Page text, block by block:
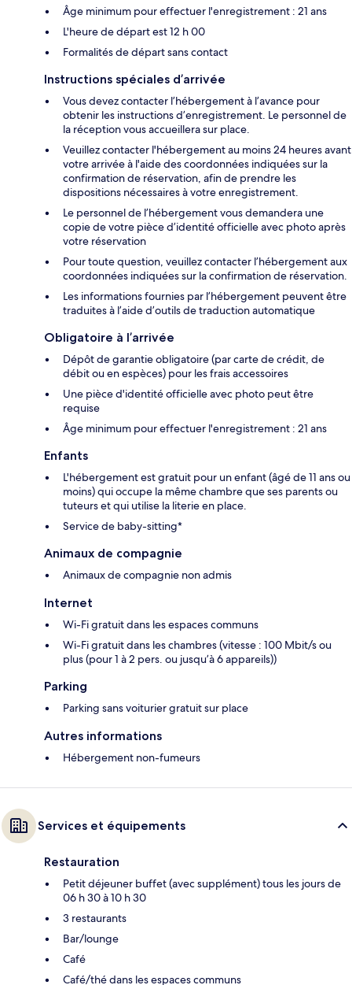
Âge minimum pour effectuer l'enregistrement : 21 ans
L'heure de départ est 12 h 00
Formalités de départ sans contact
Instructions spéciales d’arrivée
Vous devez contacter l’hébergement à l’avance pour
obtenir les instructions d’enregistrement. Le personnel de
la réception vous accueillera sur place.
Veuillez contacter l'hébergement au moins 24 heures avant
votre arrivée à l'aide des coordonnées indiquées sur la
confirmation de réservation, afin de prendre les
dispositions nécessaires à votre enregistrement.
Le personnel de l’hébergement vous demandera une
copie de votre pièce d’identité officielle avec photo après
votre réservation
Pour toute question, veuillez contacter l’hébergement aux
coordonnées indiquées sur la confirmation de réservation.
Les informations fournies par l’hébergement peuvent être
traduites à l’aide d’outils de traduction automatique
Obligatoire à l’arrivée
Dépôt de garantie obligatoire (par carte de crédit, de
débit ou en espèces) pour les frais accessoires
Une pièce d'identité officielle avec photo peut être
requise
Âge minimum pour effectuer l'enregistrement : 21 ans
Enfants
L'hébergement est gratuit pour un enfant (âgé de 11 ans ou
moins) qui occupe la même chambre que ses parents ou
tuteurs et qui utilise la literie en place.
Service de baby-sitting*
Animaux de compagnie
Animaux de compagnie non admis
Internet
Wi-Fi gratuit dans les espaces communs
Wi-Fi gratuit dans les chambres (vitesse : 100 Mbit/s ou
plus (pour 1 à 2 pers. ou jusqu’à 6 appareils))
Parking
Parking sans voiturier gratuit sur place
Autres informations
Hébergement non-fumeurs
Services et équipements
Restauration
Petit déjeuner buffet (avec supplément) tous les jours de
06 h 30 à 10 h 30
3 restaurants
Bar/lounge
Café
Café/thé dans les espaces communs